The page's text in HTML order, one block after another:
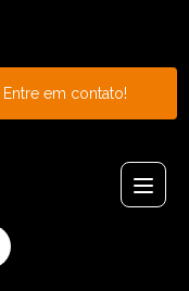
Entre em contato!